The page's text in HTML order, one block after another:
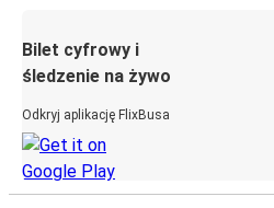
Bilet cyfrowy i
śledzenie na żywo
Odkryj aplikację FlixBusa